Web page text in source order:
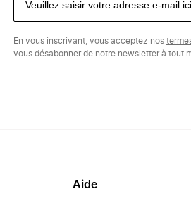
En vous inscrivant, vous acceptez nos
vous désabonner de notre newsletter à tout
Aide